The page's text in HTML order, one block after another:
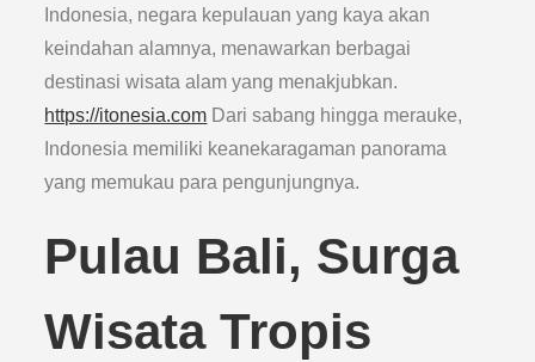
Indonesia, negara kepulauan yang kaya akan
keindahan alamnya, menawarkan berbagai
destinasi wisata alam yang menakjubkan.
https://itonesia.com Dari sabang hingga merauke,
Indonesia memiliki keanekaragaman panorama
yang memukau para pengunjungnya.
Pulau Bali, Surga
Wisata Tropis